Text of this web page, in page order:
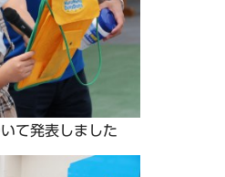
て発表しました